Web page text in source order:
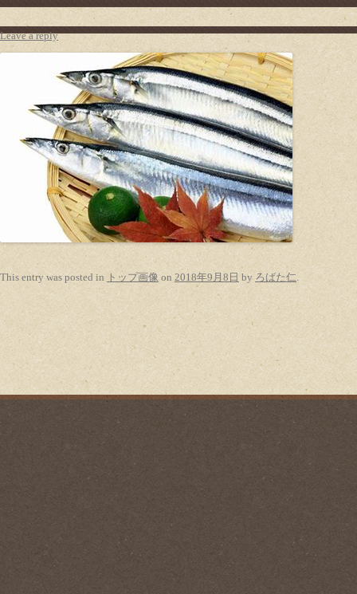
Leave a reply
This entry was posted in トップ画像 on 2018年9月8日 by ろばた仁.